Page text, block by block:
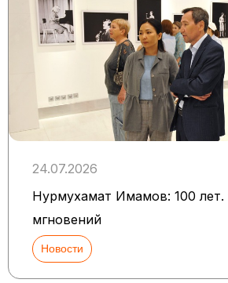
24.07.2026
Нурмухамат Имамов: 100 лет.
мгновений
Новости